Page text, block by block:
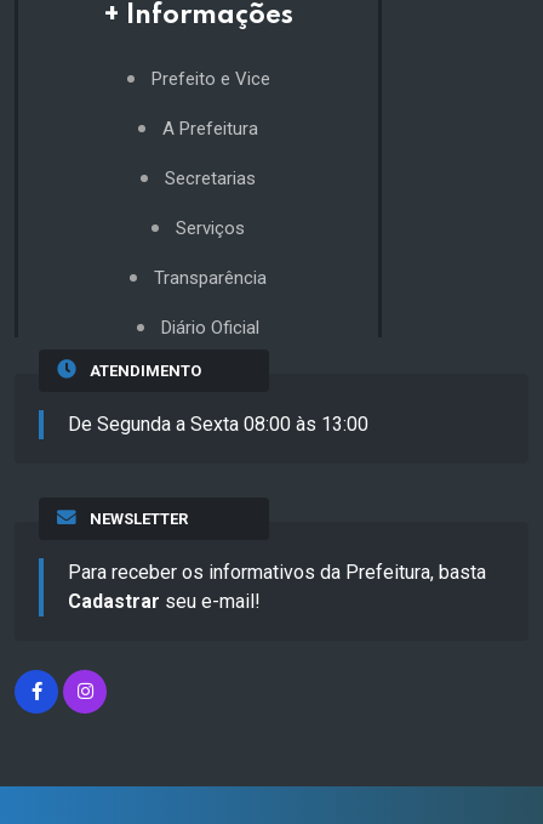
+ Informações
Prefeito e Vice
A Prefeitura
Secretarias
Serviços
Transparência
Diário Oficial
ATENDIMENTO
De Segunda a Sexta 08:00 às 13:00
NEWSLETTER
Para receber os informativos da Prefeitura, basta
Cadastrar seu e-mail!